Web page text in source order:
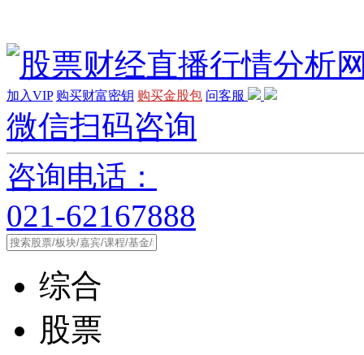
加入VIP 购买财富密钥 购买金股包 问客服
微信扫码咨询
咨询电话：
021-62167888
综合
股票